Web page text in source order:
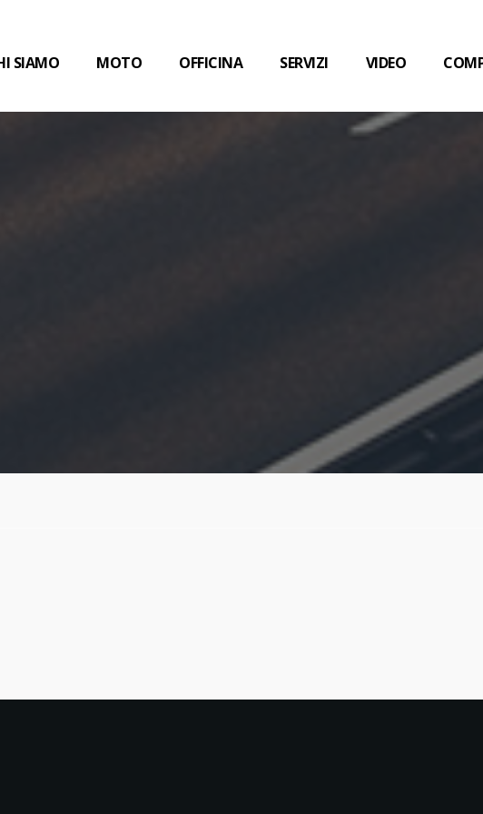
SIAMO MOTO OFFICINA SERVIZI VIDEO